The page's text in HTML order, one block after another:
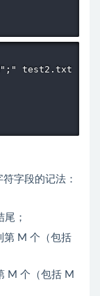
test2.txt
字段的记法：
；
第 M 个（包括
M 个（包括 M